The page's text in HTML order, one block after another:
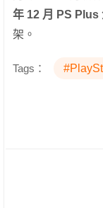
年 12 月 PS Plus
架。
Tags：